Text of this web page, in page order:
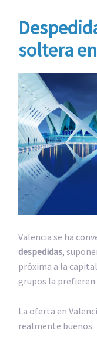
soltera
Valencia se ha
despedidas,
próxima a la
grupos la prefieren.
La oferta en
realmente buenos.